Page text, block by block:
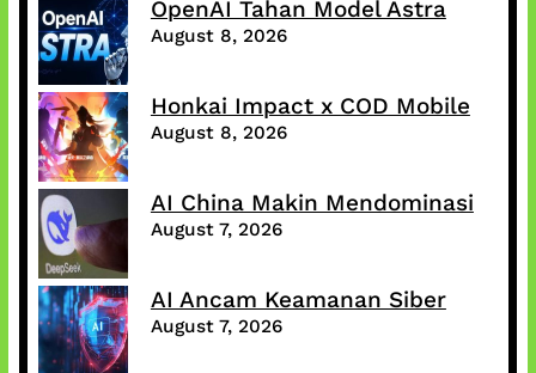
OpenAI Tahan Model Astra
August 8, 2026
Honkai Impact x COD Mobile
August 8, 2026
AI China Makin Mendominasi
August 7, 2026
AI Ancam Keamanan Siber
August 7, 2026